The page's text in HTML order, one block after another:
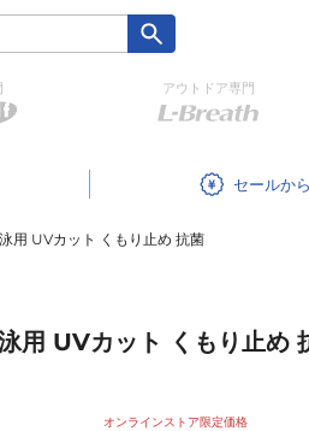
アウトドア専門
セール
用 UVカット くもり止め 抗菌
用 UVカット くもり止め
オンラインストア限定価格